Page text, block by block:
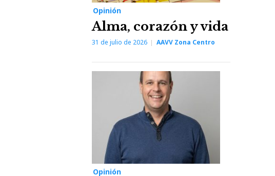
Opinión
Alma, corazón y vida
31 de julio de 2026 AAVV Zona Centro
Opinión